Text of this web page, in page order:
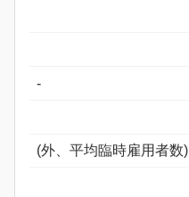
-
(外、平均臨時雇用者数)